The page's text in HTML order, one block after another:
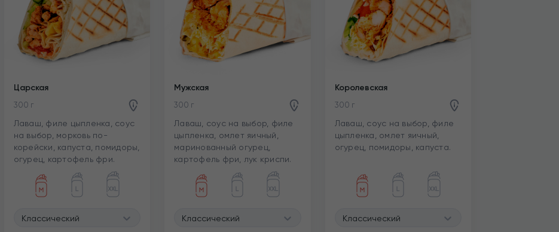
Царская
300 г
Лаваш, филе цыпленка, соус
на выбор, морковь по-
корейски, капуста, помидоры,
огурец, картофель фри.
Классический
Мужская
300 г
Лаваш, соус на выбор, филе
цыпленка, омлет яичный,
маринованный огурец,
картофель фри, лук криспи.
Классический
Королевская
300 г
Лаваш, соус на выбор, филе
цыпленка, омлет яичный,
огурец, помидоры, капуста.
Классический